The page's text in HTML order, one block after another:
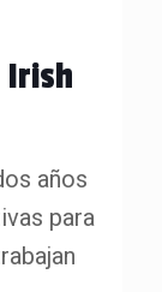
Irish
años
para